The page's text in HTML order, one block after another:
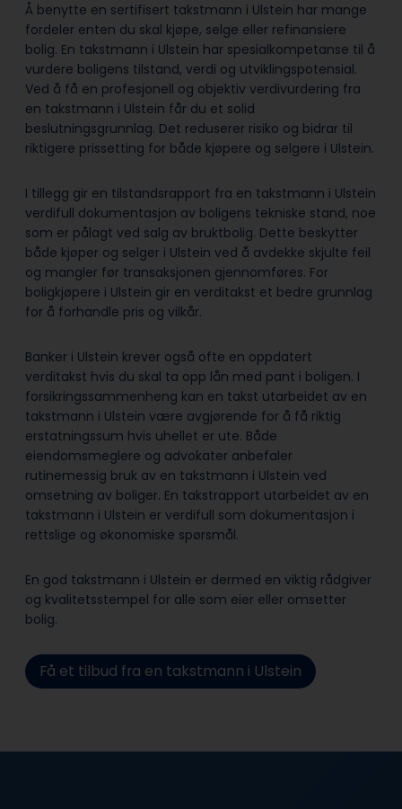
Å benytte en sertifisert takstmann i Ulstein har mange
fordeler enten du skal kjøpe, selge eller refinansiere
bolig. En takstmann i Ulstein har spesialkompetanse til å
vurdere boligens tilstand, verdi og utviklingspotensial.
Ved å få en profesjonell og objektiv verdivurdering fra
en takstmann i Ulstein får du et solid
beslutningsgrunnlag. Det reduserer risiko og bidrar til
riktigere prissetting for både kjøpere og selgere i Ulstein.
I tillegg gir en tilstandsrapport fra en takstmann i Ulstein
verdifull dokumentasjon av boligens tekniske stand, noe
som er pålagt ved salg av bruktbolig. Dette beskytter
både kjøper og selger i Ulstein ved å avdekke skjulte feil
og mangler før transaksjonen gjennomføres. For
boligkjøpere i Ulstein gir en verditakst et bedre grunnlag
for å forhandle pris og vilkår.
Banker i Ulstein krever også ofte en oppdatert
verditakst hvis du skal ta opp lån med pant i boligen. I
forsikringssammenheng kan en takst utarbeidet av en
takstmann i Ulstein være avgjørende for å få riktig
erstatningssum hvis uhellet er ute. Både
eiendomsmeglere og advokater anbefaler
rutinemessig bruk av en takstmann i Ulstein ved
omsetning av boliger. En takstrapport utarbeidet av en
takstmann i Ulstein er verdifull som dokumentasjon i
rettslige og økonomiske spørsmål.
En god takstmann i Ulstein er dermed en viktig rådgiver
og kvalitetsstempel for alle som eier eller omsetter
bolig.
Få et tilbud fra en takstmann i Ulstein